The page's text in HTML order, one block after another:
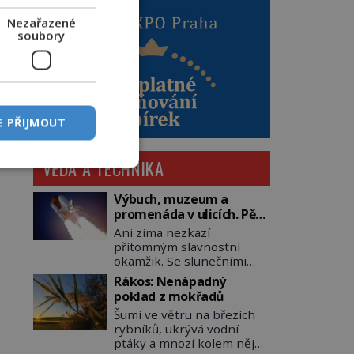
VĚDA A TECHNIKA
Výbuch, muzeum a
promenáda v ulicích. Pět
osudů nejslavnějších
raketoplánů
Ani zima nezkazí
přítomným slavnostní
okamžik. Se slunečními
brýlemi hledí na startující
raketu, která má do
vesmíru vynést kromě
posádky také obyčejnou
učitelku. Po několika
sekundách všem ztuhnou
Rákos: Nenápadný
poklad z mokřadů
Šumí ve větru na březích
rybníků, ukrývá vodní
ptáky a mnozí kolem něj
Nezařazené
soubory
PŘIJMOUT